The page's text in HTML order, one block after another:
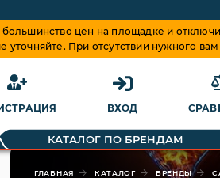
цен на площадке и
уточняйте. При отсутствии нужного
ВХОД
КАТАЛОГ ПО БРЕНДАМ
ГЛАВНАЯ КАТАЛОГ БРЕНДЫ